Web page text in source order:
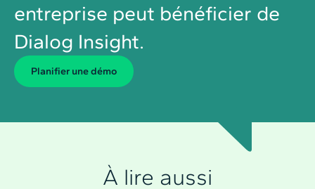
entreprise peut bénéficier de
Dialog Insight.
Planiﬁer une démo
À lire aussi